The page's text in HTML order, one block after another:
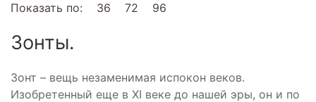
Показать по: 36 72 96
Зонты.
Зонт – вещь незаменимая испокон веков.
Изобретенный еще в XI веке до нашей эры, он и по